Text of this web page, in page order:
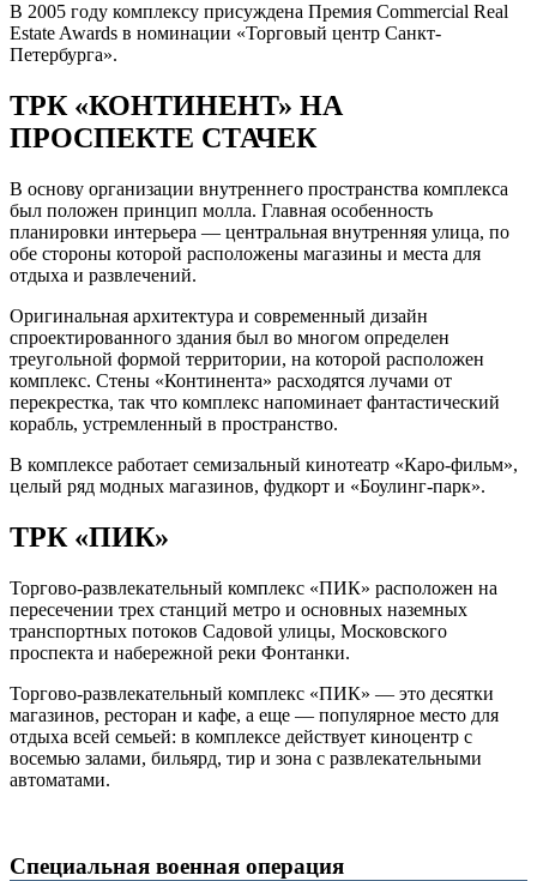
В 2005 году комплексу присуждена Премия Commercial Real
Estate Awards в номинации «Торговый центр Санкт-
Петербурга».
ТРК «КОНТИНЕНТ» НА
ПРОСПЕКТЕ СТАЧЕК
В основу организации внутреннего пространства комплекса
был положен принцип молла. Главная особенность
планировки интерьера — центральная внутренняя улица, по
обе стороны которой расположены магазины и места для
отдыха и развлечений.
Оригинальная архитектура и современный дизайн
спроектированного здания был во многом определен
треугольной формой территории, на которой расположен
комплекс. Стены «Континента» расходятся лучами от
перекрестка, так что комплекс напоминает фантастический
корабль, устремленный в пространство.
В комплексе работает семизальный кинотеатр «Каро-фильм»,
целый ряд модных магазинов, фудкорт и «Боулинг-парк».
ТРК «ПИК»
Торгово-развлекательный комплекс «ПИК» расположен на
пересечении трех станций метро и основных наземных
транспортных потоков Садовой улицы, Московского
проспекта и набережной реки Фонтанки.
Торгово-развлекательный комплекс «ПИК» — это десятки
магазинов, ресторан и кафе, а еще — популярное место для
отдыха всей семьей: в комплексе действует киноцентр с
восемью залами, бильярд, тир и зона с развлекательными
автоматами.
Специальная военная операция